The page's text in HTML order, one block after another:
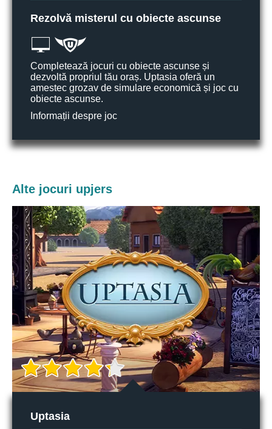
Rezolvă misterul cu obiecte ascunse
Completează jocuri cu obiecte ascunse și
dezvoltă propriul tău oraș. Uptasia oferă un
amestec grozav de simulare economică și joc cu
obiecte ascunse.
Informații despre joc
Alte jocuri upjers
Uptasia